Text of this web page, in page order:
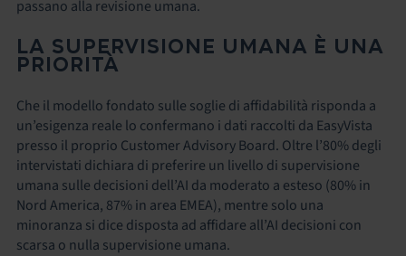
passano alla revisione umana.
LA SUPERVISIONE UMANA È UNA
PRIORITÀ
Che il modello fondato sulle soglie di affidabilità risponda a
un’esigenza reale lo confermano i dati raccolti da EasyVista
presso il proprio Customer Advisory Board. Oltre l’80% degli
intervistati dichiara di preferire un livello di supervisione
umana sulle decisioni dell’AI da moderato a esteso (80% in
Nord America, 87% in area EMEA), mentre solo una
minoranza si dice disposta ad affidare all’AI decisioni con
scarsa o nulla supervisione umana.